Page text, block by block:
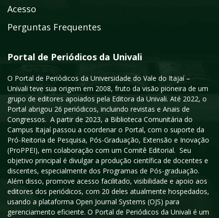
Acesso
Perguntas Frequentes
Portal de Periódicos da Univali
O Portal de Periódicos da Universidade do Vale do Itajaí –
Univali teve sua origem em 2008, fruto da visão pioneira de um
grupo de editores apoiados pela Editora da Univali. Até 2022, o
Portal abrigou 26 periódicos, incluindo revistas e Anais de
Congressos. A partir de 2023, a Biblioteca Comunitária do
Campus Itajaí passou a coordenar o Portal, com o suporte da
Pró-Reitoria de Pesquisa, Pós-Graduação, Extensão e Inovação
(ProPPEI), em colaboração com um Comitê Editorial. Seu
objetivo principal é divulgar a produção científica de docentes e
discentes, especialmente dos Programas de Pós-graduação.
Além disso, promove acesso facilitado, visibilidade e apoio aos
editores dos periódicos, com 20 deles atualmente hospedados,
usando a plataforma Open Journal Systems (OJS) para
gerenciamento eficiente. O Portal de Periódicos da Univali é um